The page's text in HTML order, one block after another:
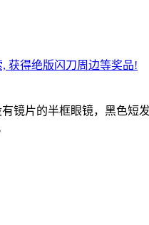
获得绝版闪刀周边等奖品!
镜片的半框眼镜，黑色